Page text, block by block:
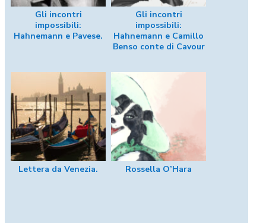
Gli incontri
impossibili:
Hahnemann e Pavese.
Gli incontri
impossibili:
Hahnemann e Camillo
Benso conte di Cavour
Lettera da Venezia. Rossella O’Hara